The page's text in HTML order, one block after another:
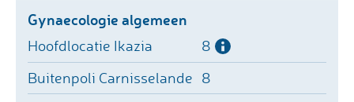
Gynaecologie algemeen
8
8